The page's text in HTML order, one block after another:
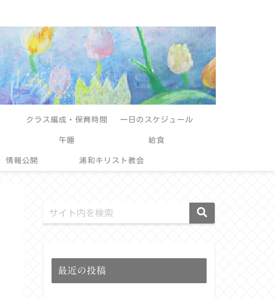
クラス編成・保育時間 一日のスケジュール
午睡 給食
情報公開 浦和キリスト教会
最近の投稿